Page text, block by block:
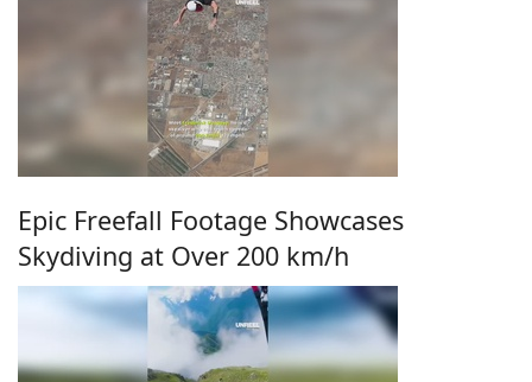
Epic Freefall Footage Showcases
Skydiving at Over 200 km/h